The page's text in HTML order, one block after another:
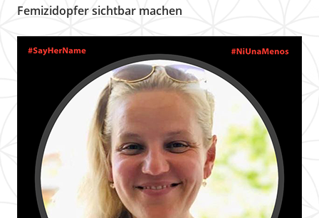
Femizidopfer sichtbar machen